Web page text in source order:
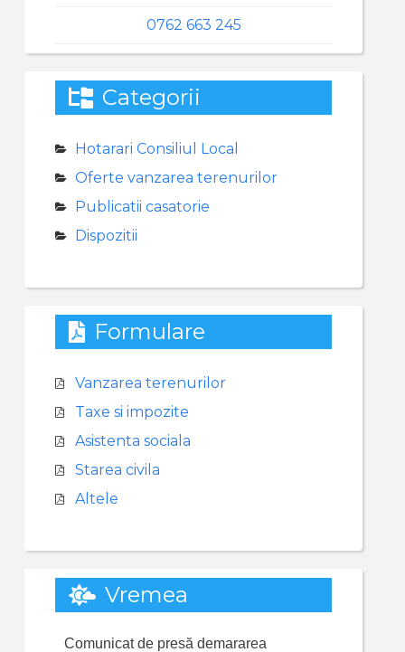
0762 663 245
Categorii
Hotarari Consiliul Local
Oferte vanzarea terenurilor
Publicatii casatorie
Dispozitii
Formulare
Vanzarea terenurilor
Taxe si impozite
Asistenta sociala
Starea civila
Altele
Vremea
Comunicat de presă demararea